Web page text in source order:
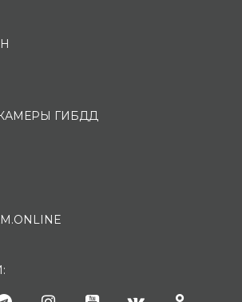
ГИБДД